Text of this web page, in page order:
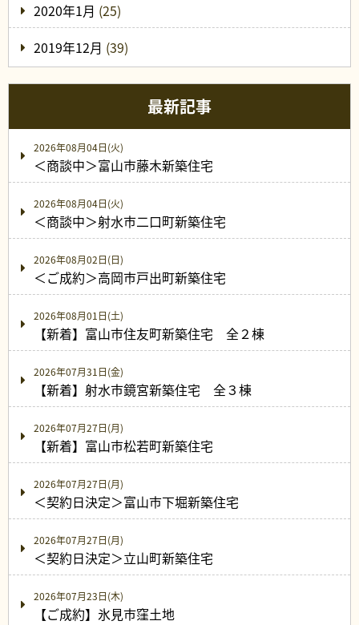
2020年1月 (25)
2019年12月 (39)
最新記事
2026年08月04日(火)
＜商談中＞富山市藤木新築住宅
2026年08月04日(火)
＜商談中＞射水市二口町新築住宅
2026年08月02日(日)
＜ご成約＞高岡市戸出町新築住宅
2026年08月01日(土)
【新着】富山市住友町新築住宅 全２棟
2026年07月31日(金)
【新着】射水市鏡宮新築住宅 全３棟
2026年07月27日(月)
【新着】富山市松若町新築住宅
2026年07月27日(月)
＜契約日決定＞富山市下堀新築住宅
2026年07月27日(月)
＜契約日決定＞立山町新築住宅
2026年07月23日(木)
【ご成約】氷見市窪土地